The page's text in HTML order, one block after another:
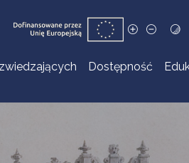
Dostępność